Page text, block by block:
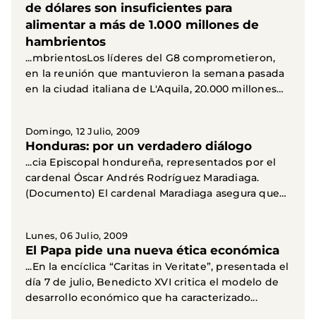
de dólares son insuficientes para
alimentar a más de 1.000 millones de
hambrientos
...mbrientosLos líderes del G8 comprometieron,
en la reunión que mantuvieron la semana pasada
en la ciudad italiana de L'Aquila, 20.000 millones
Domingo, 12 Julio, 2009
Honduras: por un verdadero diálogo
...cia Episcopal hondureña, representados por el
cardenal Óscar Andrés Rodríguez Maradiaga.
(Documento) El cardenal Maradiaga asegura que
Lunes, 06 Julio, 2009
El Papa pide una nueva ética económica
...En la encíclica “Caritas in Veritate”, presentada el
día 7 de julio, Benedicto XVI critica el modelo de
desarrollo económico que ha caracterizado...